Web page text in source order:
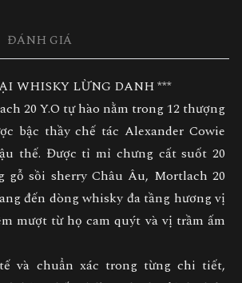
ĐÁNH GIÁ
WHISKY LỪNG DANH ***
20 Y.O tự hào nằm trong 12 thượng
bậc thầy chế tác Alexander Cowie
thế. Được tỉ mỉ chưng cất suốt 20
gỗ sồi sherry Châu Âu, Mortlach 20
đến dòng whisky đa tầng hương vị
mượt từ họ cam quýt và vị trầm ấm
và chuẩn xác trong từng chi tiết,